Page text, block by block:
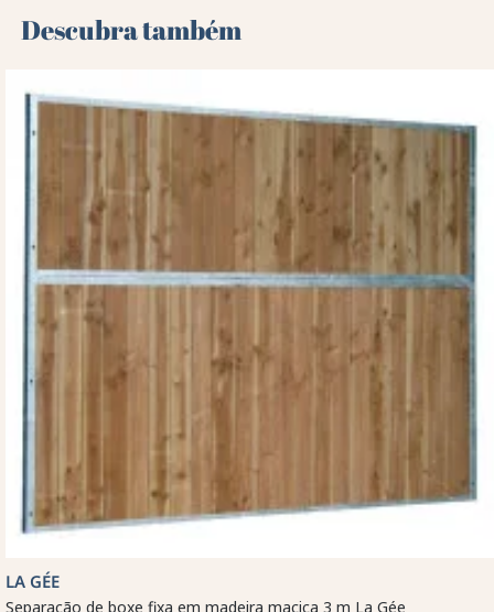
Descubra também 🌻
LA GÉE
Separação de boxe fixa em madeira maciça 3 m La Gée